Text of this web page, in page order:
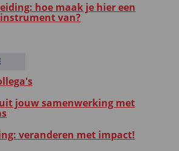
hoe maak je hier een
van?
jouw samenwerking met
veranderen met impact!